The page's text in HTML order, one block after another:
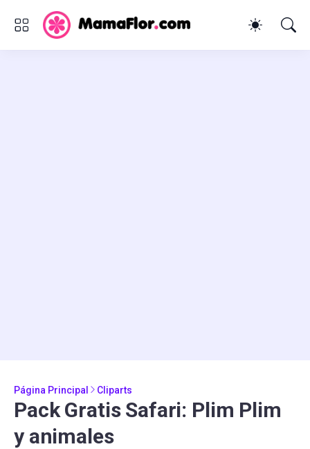
Página Principal Cliparts
Pack Gratis Safari: Plim Plim
y animales